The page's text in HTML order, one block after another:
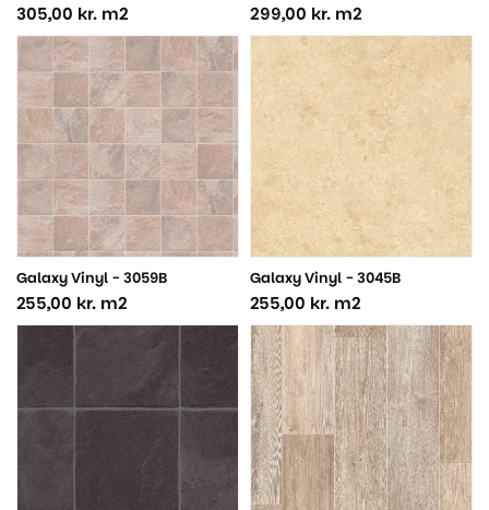
305,00 kr. m2 299,00 kr. m2
Galaxy Vinyl - 3059B
255,00 kr. m2
Galaxy Vinyl - 3045B
255,00 kr. m2